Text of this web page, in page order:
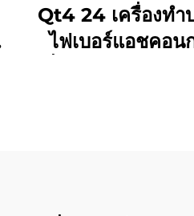
Qt4 24 เครื่องทำ
ไฟเบอร์แอชคอน